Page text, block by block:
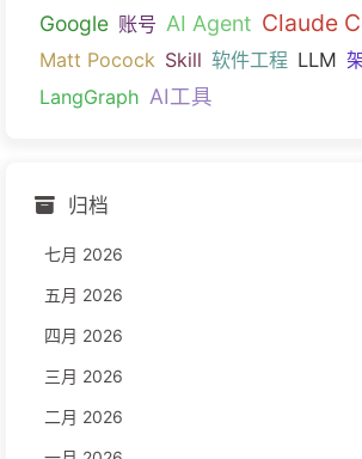
Google 账号 AI Agent Claude
Matt Pocock Skill 软件工程 LLM
LangGraph AI工具
归档
七月 2026
五月 2026
四月 2026
三月 2026
二月 2026